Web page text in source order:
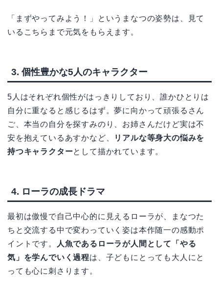
「まずやってみよう！」というまなつの姿勢は、見て
いるこちらまで元気をもらえます。
3. 個性豊かな5人のキャラクター
5人はそれぞれ個性がはっきりしており、誰かひとりは
自分に重なると感じるはず。夢に向かって頑張るさん
ご、本当の自分を探すみのり、お姉さんだけど実は不
安を抱えているあすかなど、
リアルな等身大の悩みを
持つキャラクターとして描かれています。
4. ローラの成長ドラマ
最初は傲慢で自己中心的に見えるローラが、まなつた
ちと交流する中で変わっていく姿は本作随一の感動ポ
イントです。
人魚であるローラが人間として「やる
気」を学んでいく過程は、子どもにとっても大人にと
っても心に刺さります。